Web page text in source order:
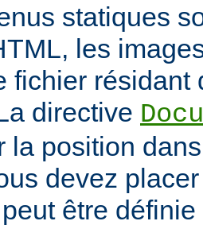
statiques
les
fichier résidant
directive
la position
devez
être